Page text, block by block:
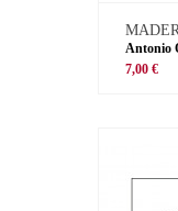
Antonio
7,00 €